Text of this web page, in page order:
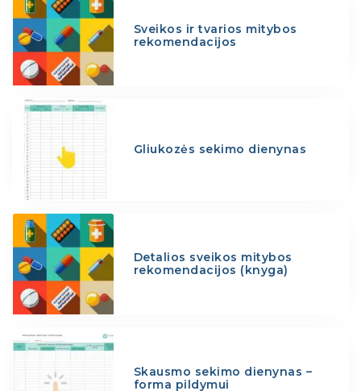
Sveikos ir tvarios mitybos
rekomendacijos
Gliukozės sekimo dienynas
Detalios sveikos mitybos
rekomendacijos (knyga)
Skausmo sekimo dienynas –
forma pildymui